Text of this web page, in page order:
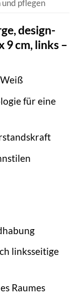
und pflegen
design-
9 cm, links –
für eine
linksseitige
Raumes